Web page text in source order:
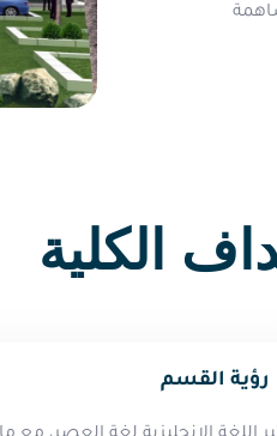
الكلية
رؤية القسم